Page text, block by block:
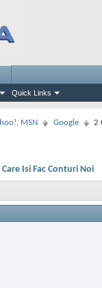
Quick Links
MSN Google 2
Isi Fac Conturi Noi